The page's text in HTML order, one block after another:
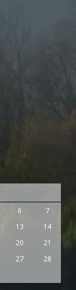
6
7
13
14
20
21
27
28